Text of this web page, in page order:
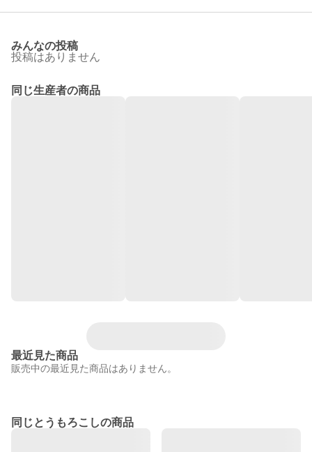
みんなの投稿
投稿はありません
同じ生産者の商品
最近見た商品
販売中の最近見た商品はありません。
同じとうもろこしの商品